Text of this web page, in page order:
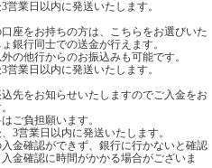
業日以内に発送いたします。
座をお持ちの方は、こちらをお選びいた
銀行同士での送金が行えます。
の他行からのお振込みも可能です。
業日以内に発送いたします。
先をお知らせいたしますのでご入金をお
ご負担願います。
3営業日以内に発送いたします。
金確認ができず、銀行に行かないと確認
金確認に時間がかかる場合がございま